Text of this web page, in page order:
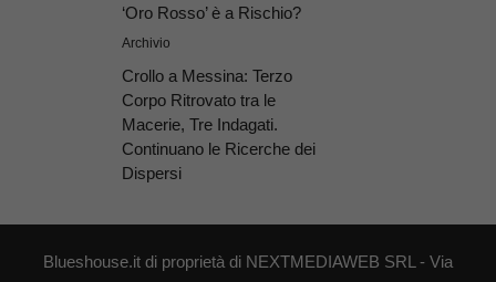
‘Oro Rosso’ è a Rischio?
Archivio
Crollo a Messina: Terzo
Corpo Ritrovato tra le
Macerie, Tre Indagati.
Continuano le Ricerche dei
Dispersi
Blueshouse.it di proprietà di NEXTMEDIAWEB SRL - Via